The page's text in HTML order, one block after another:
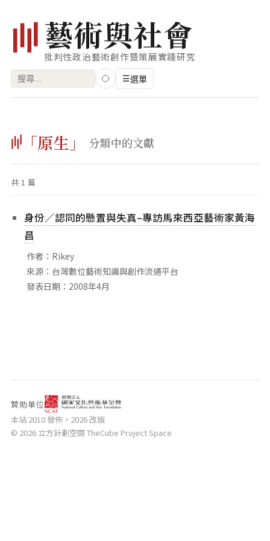
藝術與社會
批判性政治藝術創作暨策展實踐研究
搜
字:
☰選單
藝術家
創作類型
專題
索引
關鍵字
標籤雲
相關網站
「原生」 分類中的文獻
共 1 篇
身份／認同的懸置與失真–專訪馬來西亞藝術家黃海
昌
作者：Rikey
來源：台灣數位藝術知識與創作流通平台
發表日期：2008年4月
贊助單位
本站 2010 發佈，2026 改版
© 2026 立方計劃空間 TheCube Project Space